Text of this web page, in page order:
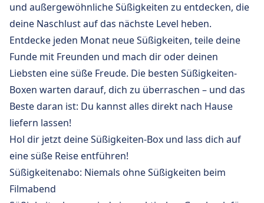
und außergewöhnliche Süßigkeiten zu entdecken, die
deine Naschlust auf das nächste Level heben.
Entdecke jeden Monat neue Süßigkeiten, teile deine
Funde mit Freunden und mach dir oder deinen
Liebsten eine süße Freude. Die besten Süßigkeiten-
Boxen warten darauf, dich zu überraschen – und das
Beste daran ist: Du kannst alles direkt nach Hause
liefern lassen!
Hol dir jetzt deine Süßigkeiten-Box und lass dich auf
eine süße Reise entführen!
Süßigkeitenabo: Niemals ohne Süßigkeiten beim
Filmabend